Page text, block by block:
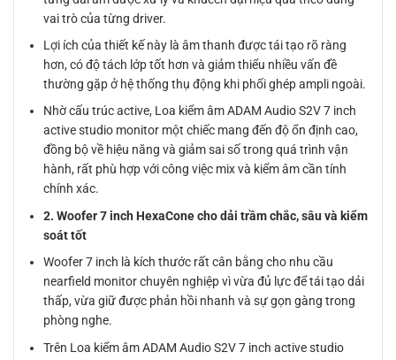
vai trò của từng driver.
Lợi ích của thiết kế này là âm thanh được tái tạo rõ ràng
hơn, có độ tách lớp tốt hơn và giảm thiểu nhiều vấn đề
thường gặp ở hệ thống thụ động khi phối ghép ampli ngoài.
Nhờ cấu trúc active, Loa kiểm âm ADAM Audio S2V 7 inch
active studio monitor một chiếc mang đến độ ổn định cao,
đồng bộ về hiệu năng và giảm sai số trong quá trình vận
hành, rất phù hợp với công việc mix và kiểm âm cần tính
chính xác.
2. Woofer 7 inch HexaCone cho dải trầm chắc, sâu và kiểm
soát tốt
Woofer 7 inch là kích thước rất cân bằng cho nhu cầu
nearfield monitor chuyên nghiệp vì vừa đủ lực để tái tạo dải
thấp, vừa giữ được phản hồi nhanh và sự gọn gàng trong
phòng nghe.
Trên Loa kiểm âm ADAM Audio S2V 7 inch active studio